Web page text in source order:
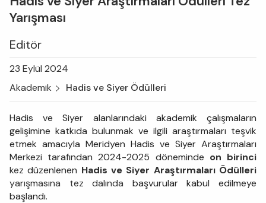
Yarışması
Editör
23 Eylül 2024
Akademik
Hadis ve Siyer Ödülleri
Hadis ve Siyer alanlarındaki akademik çalışmaların
gelişimine katkıda bulunmak ve ilgili araştırmaları teşvik
etmek amacıyla Meridyen Hadis ve Siyer Araştırmaları
Merkezi tarafından 2024-2025 döneminde on birinci
kezdüzenlenen Hadis ve Siyer Araştırmaları Ödülleri
yarışmasına tez dalında başvurular kabul edilmeye
başlandı.